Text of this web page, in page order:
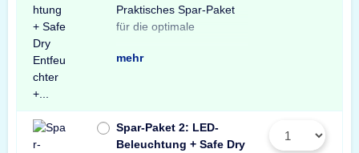
Praktisches Spar-Paket
für die optimale
Ausstattung Ihres
Tresors. Das Spar-Paket
besteht aus einer X-Light
LED-Tresorbeleuchtung
mit Bewegungssensor,
einem Safe Dry
Entfeuchter für Schränke
und Tresore sowie einer
temperaturbeständigen
Dokumententasche.
Profitieren Sie von dem
unschlagbaren
mehr
Spar-Paket 2: LED-
Beleuchtung + Safe Dry